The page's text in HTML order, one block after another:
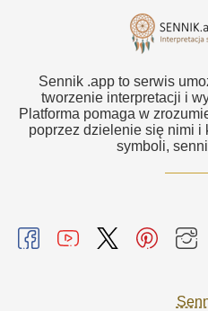
Sennik .app to serwis
tworzenie interpretacji i
Platforma pomaga w
poprzez dzielenie się nimi i
symboli,